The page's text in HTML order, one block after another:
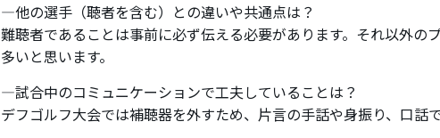
―他の選手（聴者を含む）との違いや共通点は？
難聴者であることは事前に必ず伝える必要があります。それ以外の
多いと思います。
―試合中のコミュニケーションで工夫していることは？
デフゴルフ大会では補聴器を外すため、片言の手話や身振り、口話